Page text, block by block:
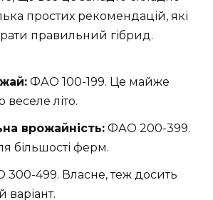
простих рекомендацій, які
правильний гібрид.
ФАО 100-199. Це майже
веселе літо.
врожайність: ФАО 200-399.
більшості ферм.
499. Власне, теж досить
варіант.